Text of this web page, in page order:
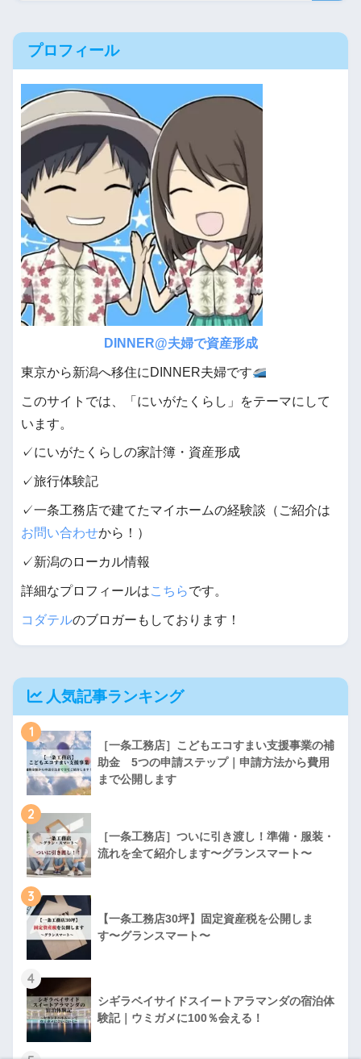
プロフィール
DINNER@夫婦で資産形成
東京から新潟へ移住にDINNER夫婦です
このサイトでは、「にいがたくらし」をテーマにして
います。
✓にいがたくらしの家計簿・資産形成
✓旅行体験記
✓一条工務店で建てたマイホームの経験談（ご紹介は
お問い合わせから！）
✓新潟のローカル情報
詳細なプロフィールはこちらです。
コダテルのブロガーもしております！
人気記事ランキング
1
［一条工務店］こどもエコすまい支援事業の補
助金 5つの申請ステップ｜申請方法から費用
まで公開します
2
［一条工務店］ついに引き渡し！準備・服装・
流れを全て紹介します〜グランスマート〜
3
【一条工務店30坪】固定資産税を公開しま
す〜グランスマート〜
4
シギラベイサイドスイートアラマンダの宿泊体
験記｜ウミガメに100％会える！